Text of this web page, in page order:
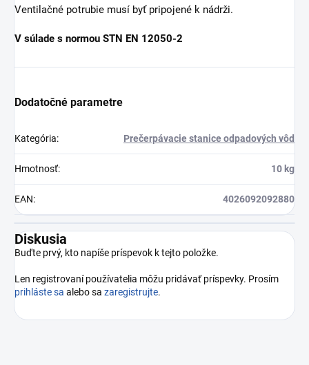
Ventilačné potrubie musí byť pripojené k nádrži.
V súlade s normou STN EN 12050-2
Dodatočné parametre
Kategória: Prečerpávacie stanice odpadových vôd
Hmotnosť: 10 kg
EAN: 4026092092880
Diskusia
Buďte prvý, kto napíše príspevok k tejto položke.
Len registrovaní používatelia môžu pridávať príspevky. Prosím
prihláste sa alebo sa zaregistrujte.